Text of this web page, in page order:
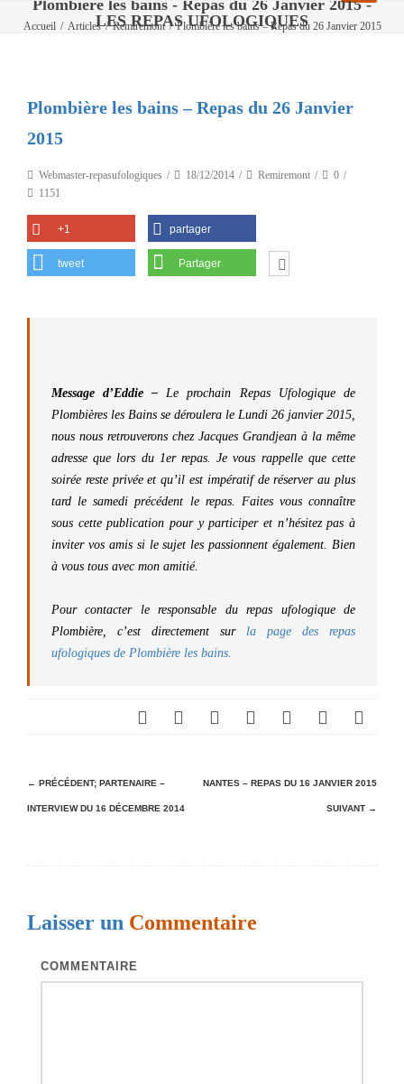
Plombière les bains - Repas du 26 Janvier 2015 -
LES REPAS UFOLOGIQUES
Accueil / Articles / Remiremont / Plombière les bains – Repas du 26 Janvier 2015
Plombière les bains – Repas du 26 Janvier
2015
Webmaster-repasufologiques 18/12/2014 Remiremont
0
1151
+1 partager
tweet Partager
Message d’Eddie – Le prochain Repas Ufologique de
Plombières les Bains se déroulera le Lundi 26 janvier 2015,
nous nous retrouverons chez Jacques Grandjean à la même
adresse que lors du 1er repas. Je vous rappelle que cette
soirée reste privée et qu’il est impératif de réserver au plus
tard le samedi précédent le repas. Faites vous connaître
sous cette publication pour y participer et n’hésitez pas à
inviter vos amis si le sujet les passionnent également. Bien
à vous tous avec mon amitié.
Pour contacter le responsable du repas ufologique de
Plombière, c’est directement sur la page des repas
ufologiques de Plombière les bains.
N
a
a
← PRÉCÉDENT; PARTENAIRE –
INTERVIEW DU 16 DÉCEMBRE 2014
NANTES – REPAS DU 16 JANVIER 2015
SUIVANT →
Laisser un Commentaire
COMMENTAIRE